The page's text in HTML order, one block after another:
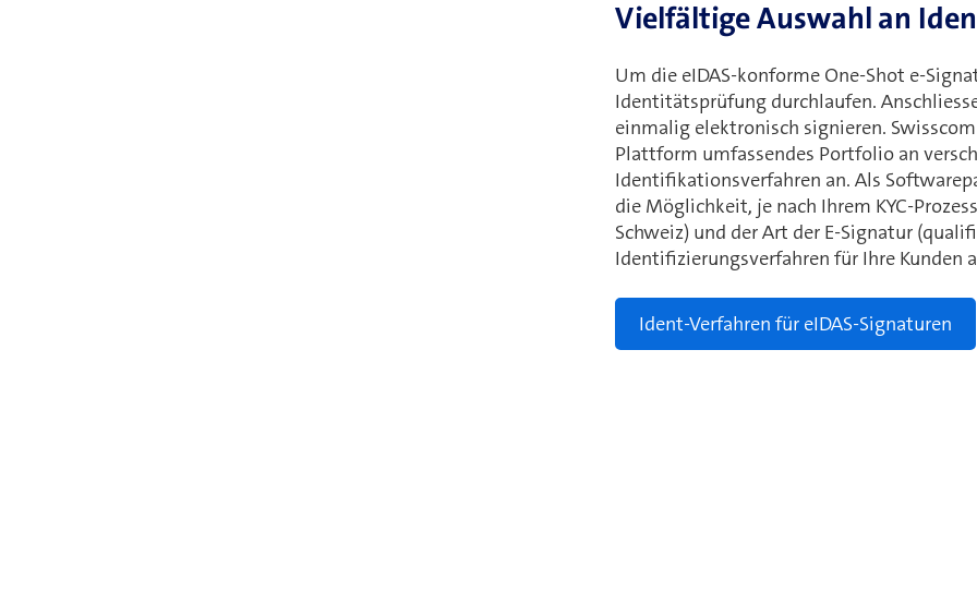
Vielfältige Auswahl an
Um die eIDAS-konforme One-Shot e-
Identitätsprüfung durchlaufen.
einmalig elektronisch signieren.
Plattform umfassendes Portfolio an
Identifikationsverfahren an. Als
die Möglichkeit, je nach Ihrem KYC-
Schweiz) und der Art der E-Signatur
Identifizierungsverfahren für Ihre Kunden
Ident-Verfahren für eIDAS-Signaturen